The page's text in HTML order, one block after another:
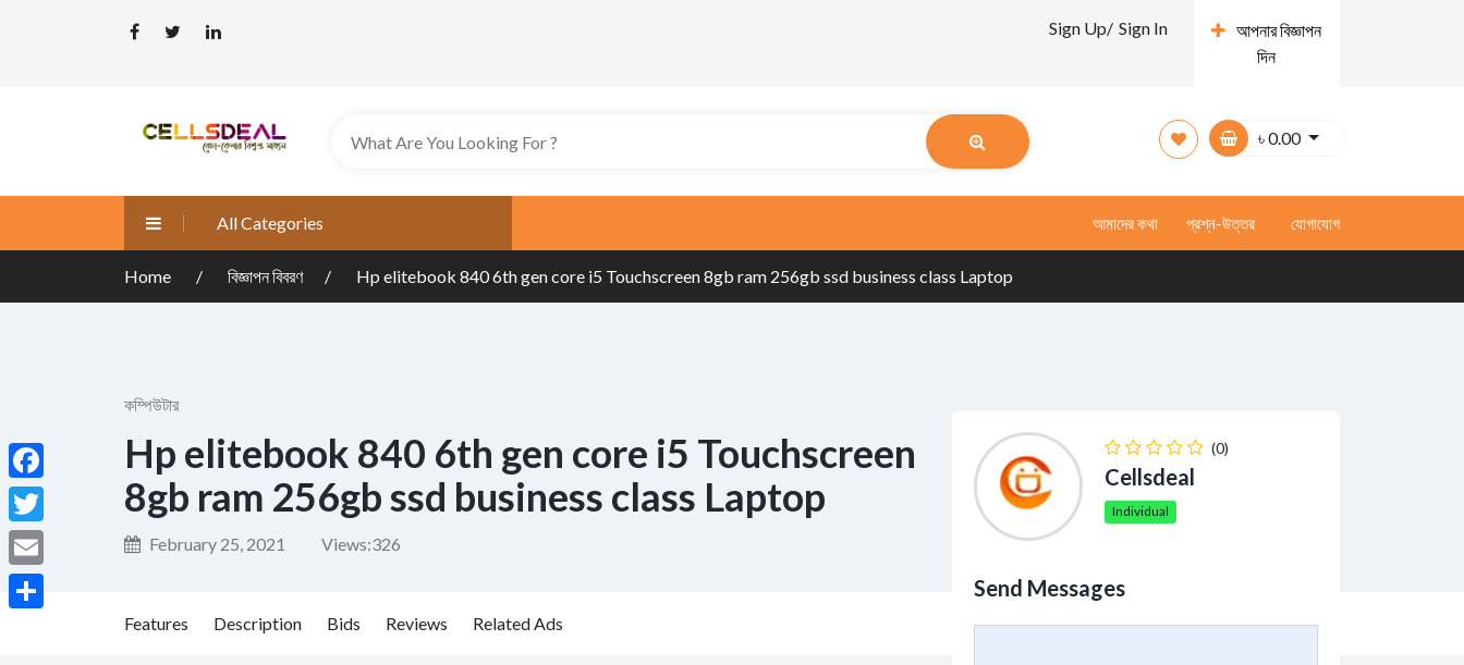
Sign Up/ Sign In
আপনার বিজ্ঞাপন
দিন
৳0.00
All Categories আমাদের কথা প্রশ্ন-উত্তর যোগাযোগ
Home বিজ্ঞাপন বিবরণ Hp elitebook 840 6th gen core i5 Touchscreen 8gb ram 256gb ssd business class Laptop
কম্পিউটার
Hp elitebook 840 6th gen core i5 Touchscreen
8gb ram 256gb ssd business class Laptop
February 25, 2021 Views:326
Features Description Bids Reviews Related Ads
(0)
Cellsdeal
Individual
Send Messages
Facebook
Twitter
Email